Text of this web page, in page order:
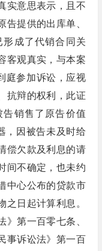
实意思表示，且不
告提供的出库单、
成了代销合同关
客观真实，与本案
庭参加诉讼，应视
抗辩的权利，此证
销售了原告价值
，因被告未及时给
偿欠款及利息的请
间不确定，也未约
中心公布的贷款市
之日起计算利息。
》第一百零七条、
事诉讼法》第一百